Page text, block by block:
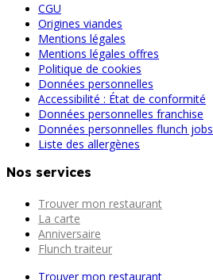
CGU
Origines viandes
Mentions légales
Mentions légales offres
Politique de cookies
Données personnelles
Accessibilité : État de conformité
Données personnelles franchise
Données personnelles flunch jobs
Liste des allergènes
Nos services
Trouver mon restaurant
La carte
Anniversaire
Flunch traiteur
Trouver mon restaurant